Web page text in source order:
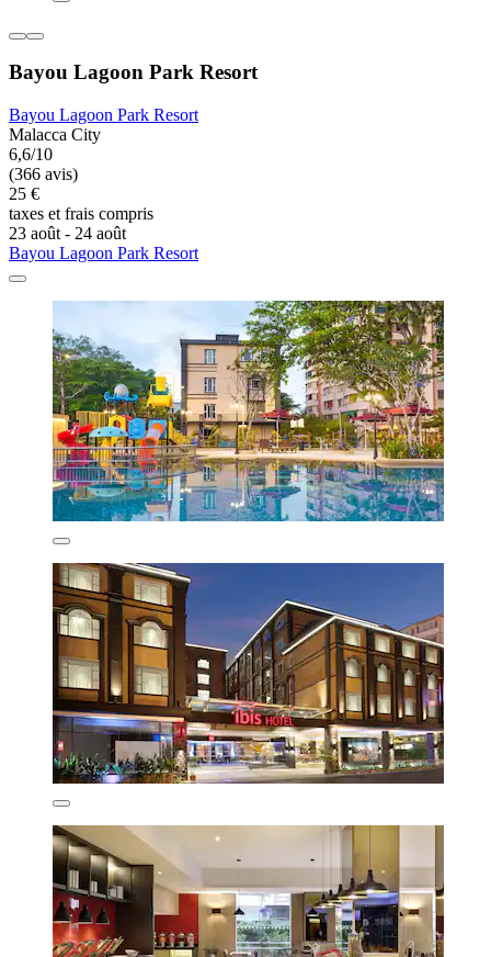
Bayou Lagoon Park Resort
Bayou Lagoon Park Resort
Malacca City
6,6/10
(366 avis)
25 €
taxes et frais compris
23 août - 24 août
Bayou Lagoon Park Resort